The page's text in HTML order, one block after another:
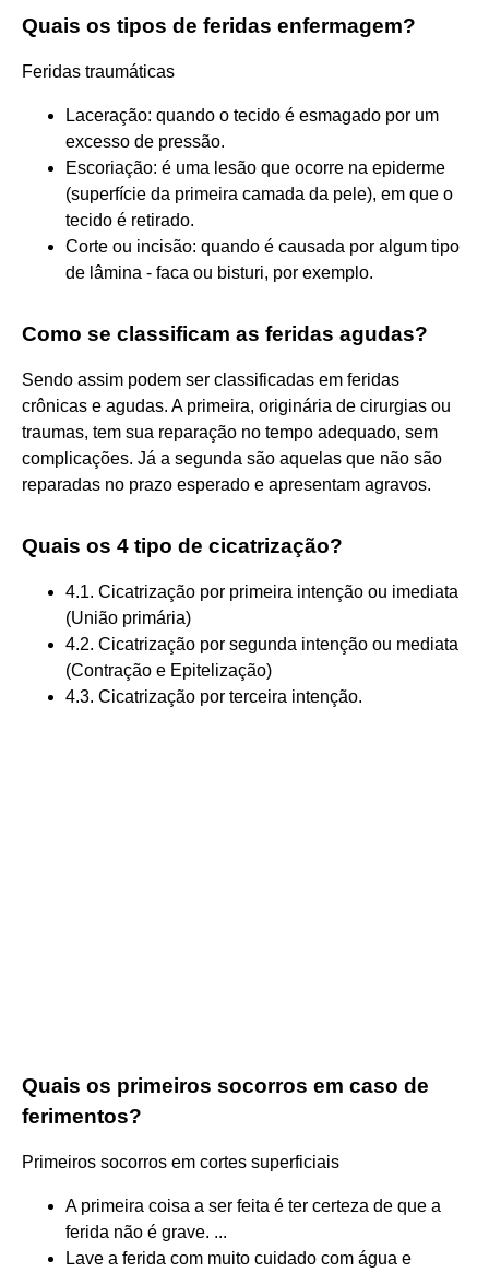
Quais os tipos de feridas enfermagem?
Feridas traumáticas
Laceração: quando o tecido é esmagado por um
excesso de pressão.
Escoriação: é uma lesão que ocorre na epiderme
(superfície da primeira camada da pele), em que o
tecido é retirado.
Corte ou incisão: quando é causada por algum tipo
de lâmina - faca ou bisturi, por exemplo.
Como se classificam as feridas agudas?
Sendo assim podem ser classificadas em feridas
crônicas e agudas. A primeira, originária de cirurgias ou
traumas, tem sua reparação no tempo adequado, sem
complicações. Já a segunda são aquelas que não são
reparadas no prazo esperado e apresentam agravos.
Quais os 4 tipo de cicatrização?
4.1. Cicatrização por primeira intenção ou imediata
(União primária)
4.2. Cicatrização por segunda intenção ou mediata
(Contração e Epitelização)
4.3. Cicatrização por terceira intenção.
Quais os primeiros socorros em caso de
ferimentos?
Primeiros socorros em cortes superficiais
A primeira coisa a ser feita é ter certeza de que a
ferida não é grave. ...
Lave a ferida com muito cuidado com água e